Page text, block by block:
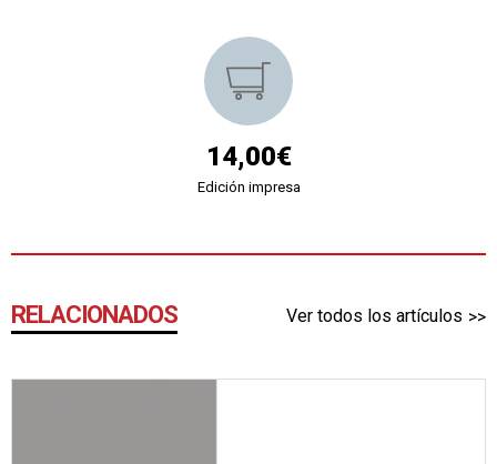
14,00€
Edición impresa
RELACIONADOS Ver todos los artículos